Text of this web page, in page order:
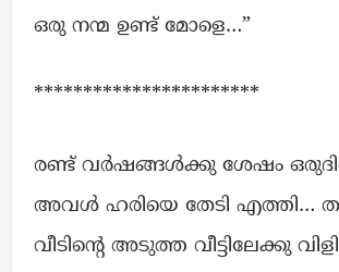
ഒരു നന്മ ഉണ്ട്‌ മോളെ…”
***********************
രണ്ട് വർഷങ്ങൾക്കു ശേഷം
അവൾ ഹരിയെ തേടി എത്തി…
വീടിന്റെ അടുത്ത വീട്ടിലേക്കു